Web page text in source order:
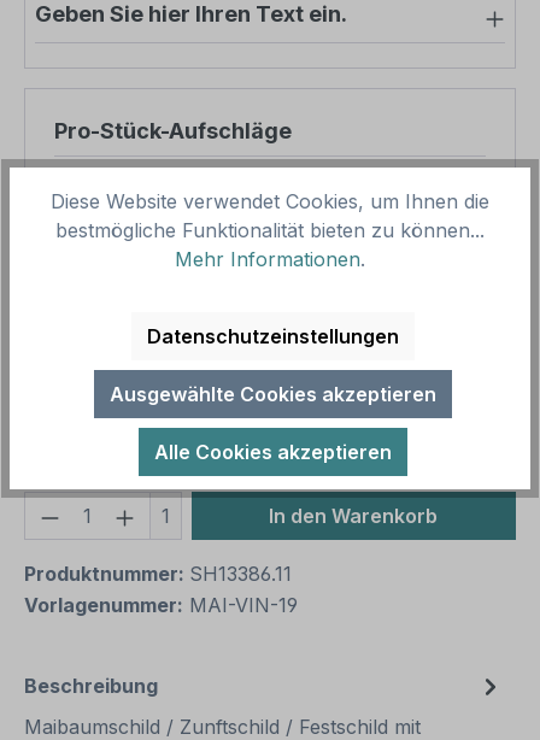
Geben Sie hier Ihren Text ein.
Pro-Stück-Aufschläge
Produktpreis
38,71 €
Zwischensumme
38,71 €
Gesamtpreis
Preise inkl. MwSt. zzgl. Versandkosten
Aufgrund von Neuberechnungen im Warenkorb sind
abweichende Endpreise möglich.
Produkt Anzahl: Gib den
1 In den Warenkorb
Produktnummer: SH13386.11
Vorlagenummer: MAI-VIN-19
Beschreibung
Maibaumschild / Zunftschild / Festschild mit
Diese Website verwendet Cookies, um Ihnen die
bestmögliche Funktionalität bieten zu können...
Mehr Informationen.
Datenschutzeinstellungen
Ausgewählte Cookies akzeptieren
Alle Cookies akzeptieren